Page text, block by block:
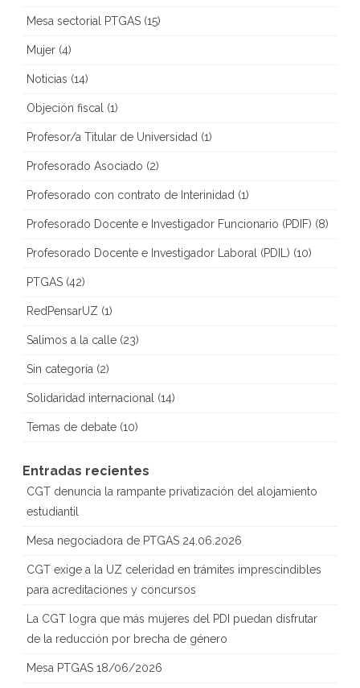
Mesa sectorial PTGAS (15)
Mujer (4)
Noticias (14)
Objeción fiscal (1)
Profesor/a Titular de Universidad (1)
Profesorado Asociado (2)
Profesorado con contrato de Interinidad (1)
Profesorado Docente e Investigador Funcionario (PDIF) (8)
Profesorado Docente e Investigador Laboral (PDIL) (10)
PTGAS (42)
RedPensarUZ (1)
Salimos a la calle (23)
Sin categoría (2)
Solidaridad internacional (14)
Temas de debate (10)
Entradas recientes
CGT denuncia la rampante privatización del alojamiento
estudiantil
Mesa negociadora de PTGAS 24.06.2026
CGT exige a la UZ celeridad en trámites imprescindibles
para acreditaciones y concursos
La CGT logra que más mujeres del PDI puedan disfrutar
de la reducción por brecha de género
Mesa PTGAS 18/06/2026